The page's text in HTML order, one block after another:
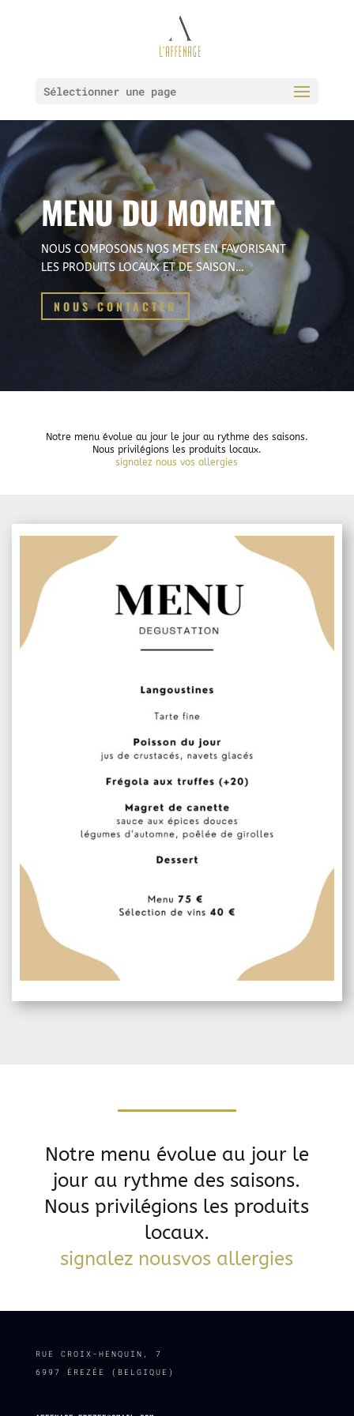
Sélectionner une page
MENU DU MOMENT
NOUS COMPOSONS NOS METS EN FAVORISANT
LES PRODUITS LOCAUX ET DE SAISON…
NOUS CONTACTER
Notre menu évolue au jour le jour au rythme des saisons.
Nous privilégions les produits locaux.
signalez nous vos allergies
Notre menu évolue au jour le
jour au rythme des saisons.
Nous privilégions les produits
locaux.
signalez nousvos allergies
RUE CROIX-HENQUIN, 7
6997 ÉREZÉE (BELGIQUE)